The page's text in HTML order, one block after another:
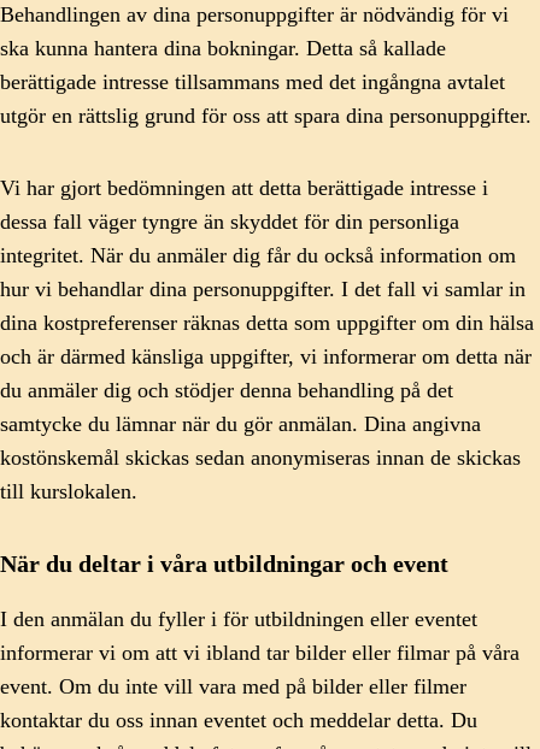
Behandlingen av dina personuppgifter är nödvändig för vi
ska kunna hantera dina bokningar. Detta så kallade
berättigade intresse tillsammans med det ingångna avtalet
utgör en rättslig grund för oss att spara dina personuppgifter.
Vi har gjort bedömningen att detta berättigade intresse i
dessa fall väger tyngre än skyddet för din personliga
integritet. När du anmäler dig får du också information om
hur vi behandlar dina personuppgifter. I det fall vi samlar in
dina kostpreferenser räknas detta som uppgifter om din hälsa
och är därmed känsliga uppgifter, vi informerar om detta när
du anmäler dig och stödjer denna behandling på det
samtycke du lämnar när du gör anmälan. Dina angivna
kostönskemål skickas sedan anonymiseras innan de skickas
till kurslokalen.
När du deltar i våra utbildningar och event
I den anmälan du fyller i för utbildningen eller eventet
informerar vi om att vi ibland tar bilder eller filmar på våra
event. Om du inte vill vara med på bilder eller filmer
kontaktar du oss innan eventet och meddelar detta. Du